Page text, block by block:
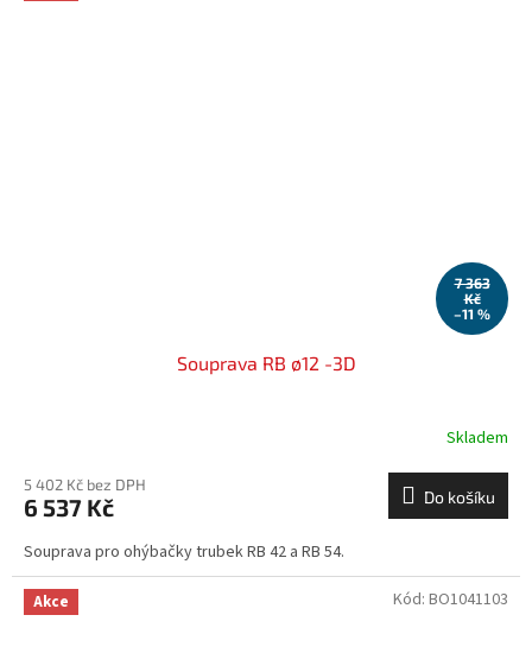
7 363
Kč
–11 %
Souprava RB ø12 -3D
Skladem
5 402 Kč bez DPH
6 537 Kč Do košíku
Souprava pro ohýbačky trubek RB 42 a RB 54.
Akce Kód: BO1041103